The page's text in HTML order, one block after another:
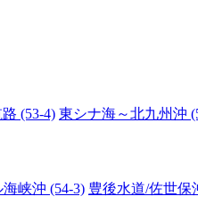
(53-4) 東シナ海～北九州沖
峡沖 (54-3) 豊後水道/佐世保